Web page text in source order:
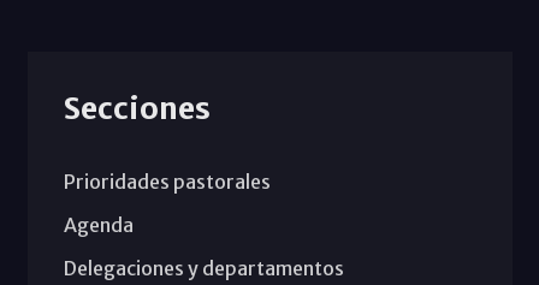
Secciones
Prioridades pastorales
Agenda
Delegaciones y departamentos